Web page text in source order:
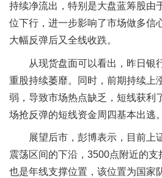
持续净流出，特别是大盘蓝筹股由
位下行，进一步影响了市场做多信
大幅反弹后又全线收跌。
从现货盘面可以看出，昨日银
重股持续萎靡。同时，前期持续上
弱，导致市场热点缺乏，短线获利
场抢反弹的短线资金周四基本出逃。
展望后市，彭博表示，目前上
震荡区间的下沿，3500点附近的
也是年线支撑位置，该位置为国家